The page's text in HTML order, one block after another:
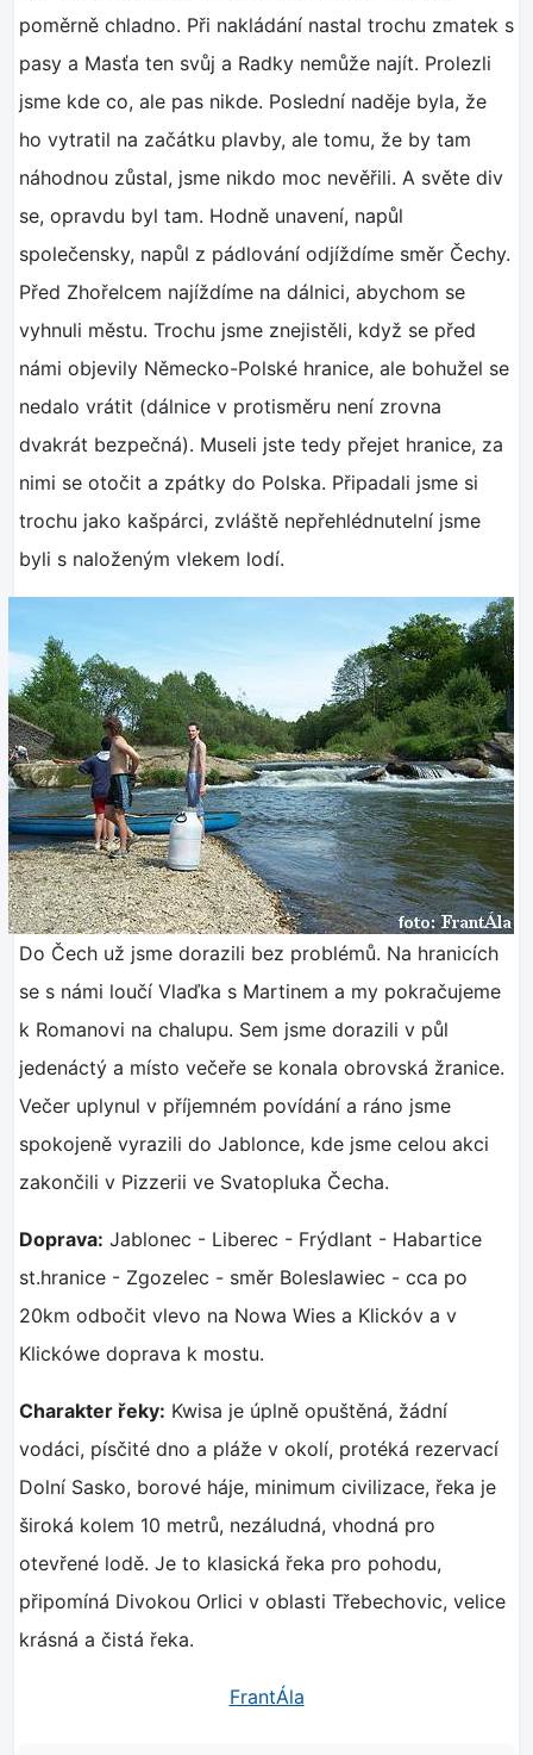
poměrně chladno. Při nakládání nastal trochu zmatek s
pasy a Masťa ten svůj a Radky nemůže najít. Prolezli
jsme kde co, ale pas nikde. Poslední naděje byla, že
ho vytratil na začátku plavby, ale tomu, že by tam
náhodnou zůstal, jsme nikdo moc nevěřili. A světe div
se, opravdu byl tam. Hodně unavení, napůl
společensky, napůl z pádlování odjíždíme směr Čechy.
Před Zhořelcem najíždíme na dálnici, abychom se
vyhnuli městu. Trochu jsme znejistěli, když se před
námi objevily Německo-Polské hranice, ale bohužel se
nedalo vrátit (dálnice v protisměru není zrovna
dvakrát bezpečná). Museli jste tedy přejet hranice, za
nimi se otočit a zpátky do Polska. Připadali jsme si
trochu jako kašpárci, zvláště nepřehlédnutelní jsme
byli s naloženým vlekem lodí.
Do Čech už jsme dorazili bez problémů. Na hranicích
se s námi loučí Vlaďka s Martinem a my pokračujeme
k Romanovi na chalupu. Sem jsme dorazili v půl
jedenáctý a místo večeře se konala obrovská žranice.
Večer uplynul v příjemném povídání a ráno jsme
spokojeně vyrazili do Jablonce, kde jsme celou akci
zakončili v Pizzerii ve Svatopluka Čecha.
Doprava: Jablonec - Liberec - Frýdlant - Habartice
st.hranice - Zgozelec - směr Boleslawiec - cca po
20km odbočit vlevo na Nowa Wies a Klickóv a v
Klickówe doprava k mostu.
Charakter řeky: Kwisa je úplně opuštěná, žádní
vodáci, písčité dno a pláže v okolí, protéká rezervací
Dolní Sasko, borové háje, minimum civilizace, řeka je
široká kolem 10 metrů, nezáludná, vhodná pro
otevřené lodě. Je to klasická řeka pro pohodu,
připomíná Divokou Orlici v oblasti Třebechovic, velice
krásná a čistá řeka.
FrantÁla